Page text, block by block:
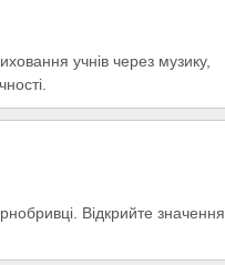
учнів через музику,
Відкрийте значення